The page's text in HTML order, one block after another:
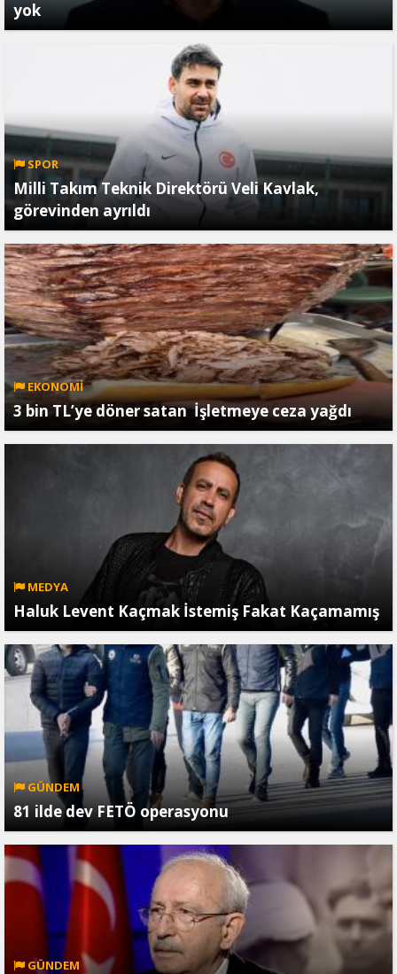
yok
SPOR
Milli Takım Teknik Direktörü Veli Kavlak,
görevinden ayrıldı
EKONOMİ
3 bin TL’ye döner satan İşletmeye ceza yağdı
MEDYA
Haluk Levent Kaçmak İstemiş Fakat Kaçamamış
GÜNDEM
81 ilde dev FETÖ operasyonu
GÜNDEM